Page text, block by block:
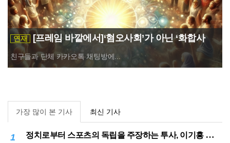
연재
[프레임 바깥에서]‘혐오사회’가 아닌 ‘화합사
회’를 소망하며
친구들과 단체 카카오톡 채팅방에...
가장 많이 본 기사 최신 기사
1 정치로부터 스포츠의 독립을 주장하는 투사, 이기흥 대한체육회장 연임 성공